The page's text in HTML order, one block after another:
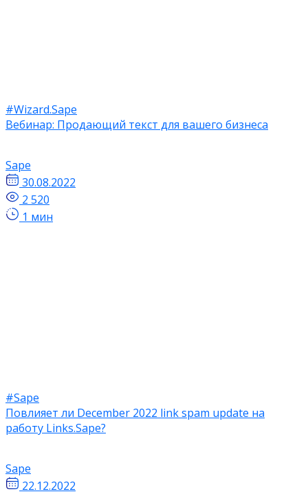
#Wizard.Sape
Вебинар: Продающий текст для вашего бизнеса
Sape
30.08.2022
2 520
1 мин
#Sape
Повлияет ли December 2022 link spam update на
работу Links.Sape?
Sape
22.12.2022